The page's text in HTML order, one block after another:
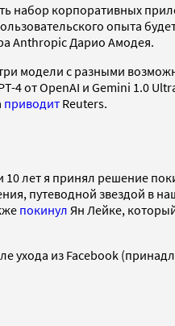
набор корпоративных
опыта
Anthropic Дарио Амодея.
модели с разными
от OpenAI и Gemini 1.0
приводит Reuters.
10 лет я принял решение
путеводной звездой в
покинул Ян Лейке,
ухода из Facebook